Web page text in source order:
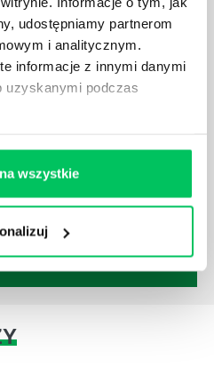
udostępniamy partnerom
i analitycznym.
informacje z innymi danymi
uzyskanymi podczas
wszystkie
WEWNĘTRZNY
osoby zatrudnione na
muszą wykonywać
pod względem jakości
bezpieczeństwa.